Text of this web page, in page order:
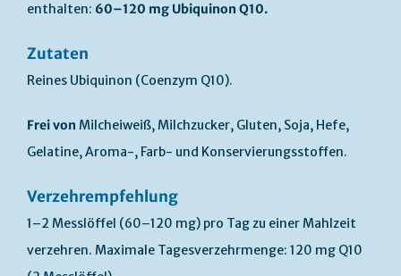
enthalten: 60–120 mg Ubiquinon Q10.
Zutaten
Reines Ubiquinon (Coenzym Q10).
Frei von Milcheiweiß, Milchzucker, Gluten, Soja, Hefe,
Gelatine, Aroma-, Farb- und Konservierungsstoffen.
Verzehrempfehlung
1–2 Messlöffel (60–120 mg) pro Tag zu einer Mahlzeit
verzehren. Maximale Tagesverzehrmenge: 120 mg Q10